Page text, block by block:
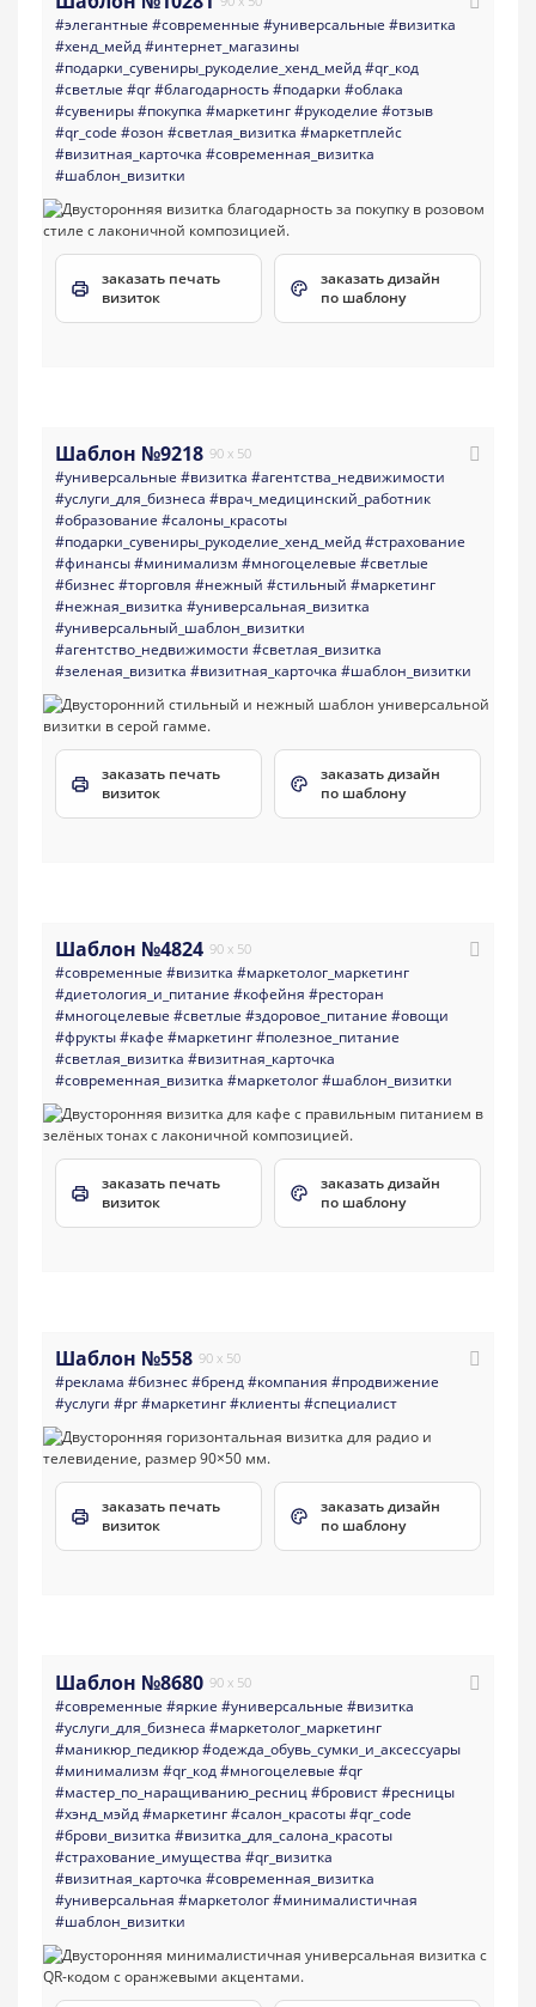
#элегантные #современные #универсальные #визитка
#хенд_мейд#интернет_магазины
#подарки_сувениры_рукоделие_хенд_мейд#qr_код
#светлые #qr#благодарность#подарки #облака
#сувениры#покупка #маркетинг#рукоделие #отзыв
#qr_code #озон #светлая_визитка #маркетплейс
#визитная_карточка #современная_визитка
#шаблон_визитки
заказать печать
визиток
заказать дизайн
по шаблону
Шаблон №9218 90 x 50
#универсальные #визитка #агентства_недвижимости
#услуги_для_бизнеса #врач_медицинский_работник
#образование #салоны_красоты
#подарки_сувениры_рукоделие_хенд_мейд#страхование
#финансы#минимализм #многоцелевые #светлые
#бизнес#торговля #нежный #стильный #маркетинг
#нежная_визитка #универсальная_визитка
#универсальный_шаблон_визитки
#агентство_недвижимости #светлая_визитка
#зеленая_визитка #визитная_карточка #шаблон_визитки
заказать печать
визиток
заказать дизайн
по шаблону
Шаблон №4824 90 x 50
#современные #визитка #маркетолог_маркетинг
#диетология_и_питание #кофейня #ресторан
#многоцелевые #светлые #здоровое_питание #овощи
#фрукты#кафе #маркетинг#полезное_питание
#светлая_визитка #визитная_карточка
#современная_визитка #маркетолог#шаблон_визитки
заказать печать
визиток
заказать дизайн
по шаблону
Шаблон №558 90 x 50
#реклама #бизнес#бренд#компания #продвижение
#услуги #pr#маркетинг#клиенты#специалист
заказать печать
визиток
заказать дизайн
по шаблону
Шаблон №8680 90 x 50
#современные #яркие #универсальные #визитка
#услуги_для_бизнеса #маркетолог_маркетинг
#маникюр_педикюр#одежда_обувь_сумки_и_аксессуары
#минимализм #qr_код#многоцелевые #qr
#мастер_по_наращиванию_ресниц#бровист#ресницы
#хэнд_мэйд#маркетинг#салон_красоты#qr_code
#брови_визитка #визитка_для_салона_красоты
#страхование_имущества #qr_визитка
#визитная_карточка #современная_визитка
#универсальная #маркетолог#минималистичная
#шаблон_визитки